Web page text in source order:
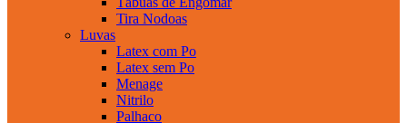
Tira Nodoas
Luvas
Latex com Po
Latex sem Po
Menage
Nitrilo
Palhaco